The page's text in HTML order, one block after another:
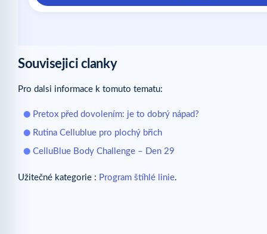
Souvisejici clanky
Pro dalsi informace k tomuto tematu:
Pretox před dovolením: je to dobrý nápad?
Rutina Cellublue pro plochý břich
CelluBlue Body Challenge – Den 29
Užitečné kategorie : Program štíhlé linie.